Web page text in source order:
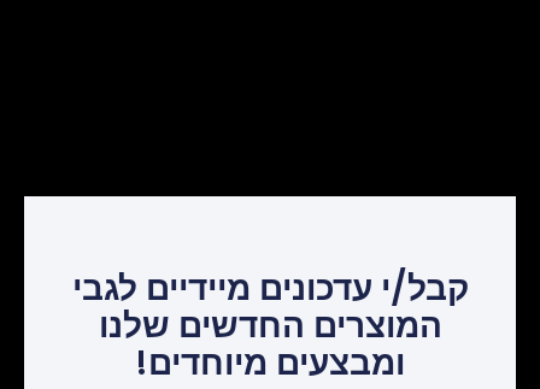
קבל/י עדכונים מיידיים לגבי
המוצרים החדשים שלנו
ומבצעים מיוחדים!